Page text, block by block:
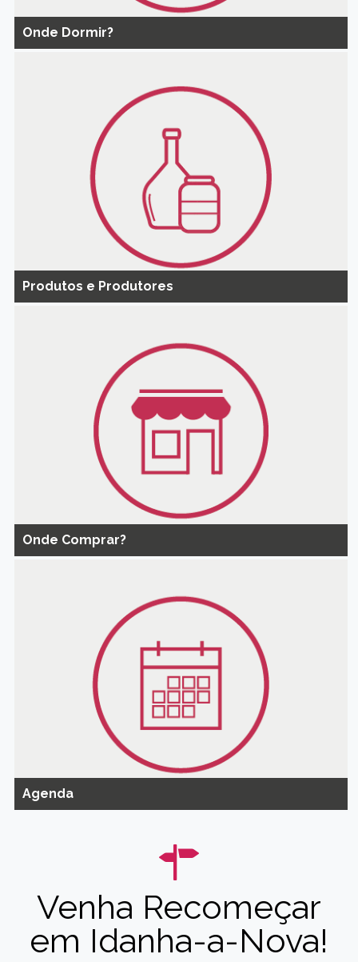
Onde Dormir?
Produtos e Produtores
Onde Comprar?
Agenda
Venha Recomeçar
em Idanha-a-Nova!